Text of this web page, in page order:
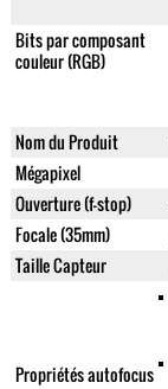
Bits par composant
couleur (RGB)
Nom du Produit
Mégapixel
Ouverture (f-stop)
Focale (35mm)
Taille Capteur
Propriétés autofocus